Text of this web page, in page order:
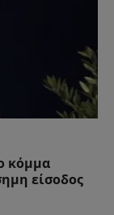
κόμμα
είσοδος